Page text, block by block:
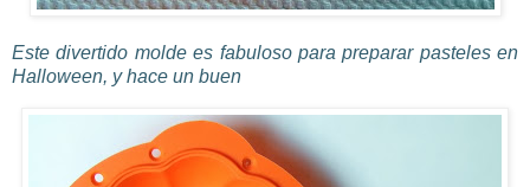
Este divertido molde es fabuloso para preparar pasteles en
Halloween, y hace un buen